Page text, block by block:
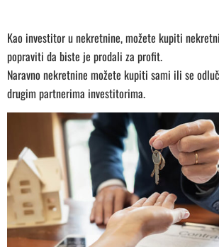
Kao investitor u nekretnine, možete kupiti
popraviti da biste je prodali za profit.
Naravno nekretnine možete kupiti sami ili se
drugim partnerima investitorima.